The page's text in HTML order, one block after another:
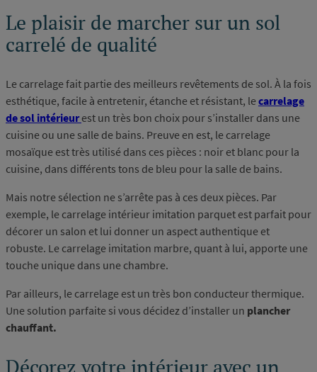
Le plaisir de marcher sur un sol
carrelé de qualité
Le carrelage fait partie des meilleurs revêtements de sol. À la fois
esthétique, facile à entretenir, étanche et résistant, lecarrelage
de sol intérieur est un très bon choix pour s’installer dans une
cuisine ou une salle de bains. Preuve en est, le carrelage
mosaïque est très utilisé dans ces pièces : noir et blanc pour la
cuisine, dans différents tons de bleu pour la salle de bains.
Mais notre sélection ne s’arrête pas à ces deux pièces. Par
exemple, le carrelage intérieur imitation parquet est parfait pour
décorer un salon et lui donner un aspect authentique et
robuste. Le carrelage imitation marbre, quant à lui, apporte une
touche unique dans une chambre.
Par ailleurs, le carrelage est un très bon conducteur thermique.
Une solution parfaite si vous décidez d’installer un plancher
chauffant.
Décorez votre intérieur avec un